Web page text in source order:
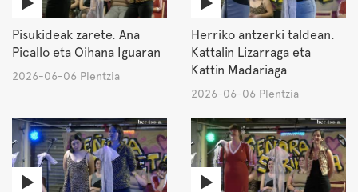
Pisukideak zarete. Ana
Picallo eta Oihana Iguaran
2026-06-06 Plentzia
Herriko antzerki taldean.
Kattalin Lizarraga eta
Kattin Madariaga
2026-06-06 Plentzia